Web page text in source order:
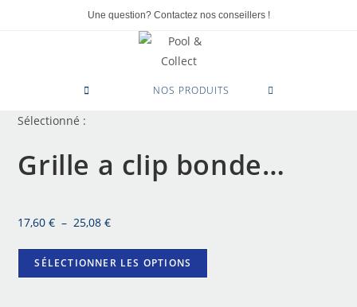
Une question? Contactez nos conseillers !
NOS PRODUITS
Sélectionné :
Grille a clip bonde…
17,60€ – 25,08€
SÉLECTIONNER LES OPTIONS